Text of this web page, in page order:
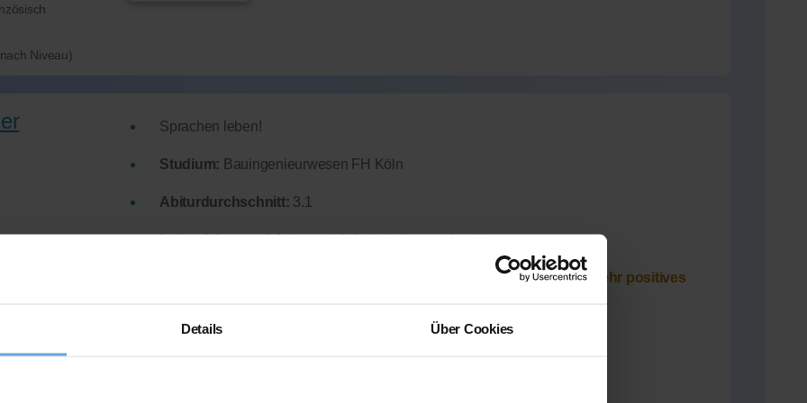
Details Über Cookies
Niveau)
Sprachen leben!
Studium: Bauingenieurwesen FH Köln
Abiturdurchschnitt: 3.1
Lehrerfahrung:3 Jahre und 8 Schüler*innen aktuell
über Nachhilfe-Team.net unterrichtet und
sehr positives